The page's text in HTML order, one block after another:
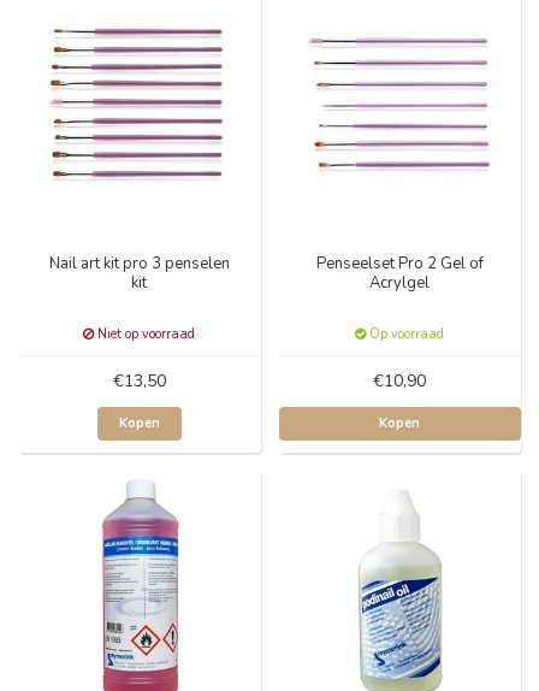
Nail art kit pro 3 penselen
kit
Niet op voorraad
€13,50
Kopen
Penseelset Pro 2 Gel of
Acrylgel
Op voorraad
€10,90
Kopen